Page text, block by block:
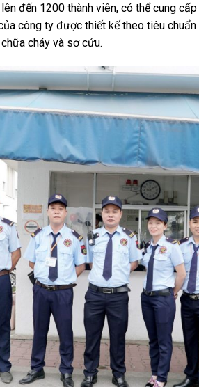
đến 1200 thành viên, có thể cung
công ty được thiết kế theo tiêu
cháy và sơ cứu.